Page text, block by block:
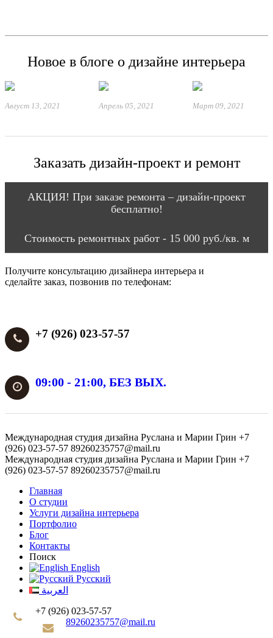
Новое в блоге о дизайне интерьера
Август 13, 2021 Апрель 05, 2021 Март 09, 2021
Заказать дизайн-проект и ремонт
АКЦИЯ! При заказе ремонта – дизайн-проект
бесплатно!
Стоимость ремонтных работ - 15 000 руб./кв. м
Получите консультацию дизайнера интерьера и
сделайте заказ, позвонив по телефонам:
+7 (926) 023-57-57
09:00 - 21:00, БЕЗ ВЫХ.
Международная студия дизайна Руслана и Марии Грин +7
(926) 023-57-57 89260235757@mail.ru
Международная студия дизайна Руслана и Марии Грин +7
(926) 023-57-57 89260235757@mail.ru
Главная
О студии
Услуги дизайна интерьера
Портфолио
Блог
Контакты
Поиск
English
Русский
العربية
+7 (926) 023-57-57
89260235757@mail.ru